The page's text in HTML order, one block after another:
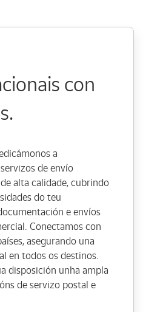
con
a
de envío
alta calidade, cubrindo
do teu
e envíos
Conectamos con
asegurando una
en todos os destinos.
disposición unha ampla
de servizo postal e